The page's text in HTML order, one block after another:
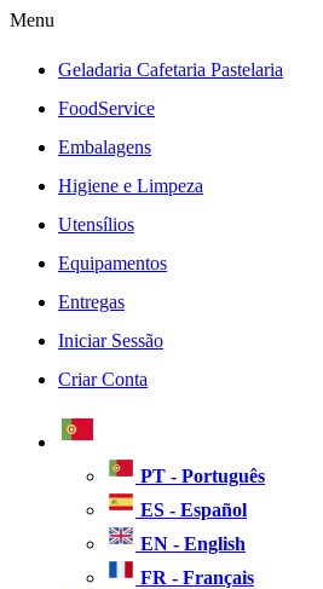
Menu
Geladaria Cafetaria Pastelaria
FoodService
Embalagens
Higiene e Limpeza
Utensílios
Equipamentos
Entregas
Iniciar Sessão
Criar Conta
PT - Português
ES - Español
EN - English
FR - Français